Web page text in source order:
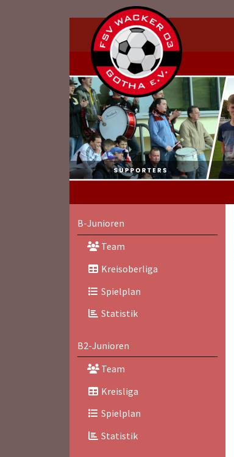
B-Junioren
Team
Kreisoberliga
Spielplan
Statistik
B2-Junioren
Team
Kreisliga
Spielplan
Statistik